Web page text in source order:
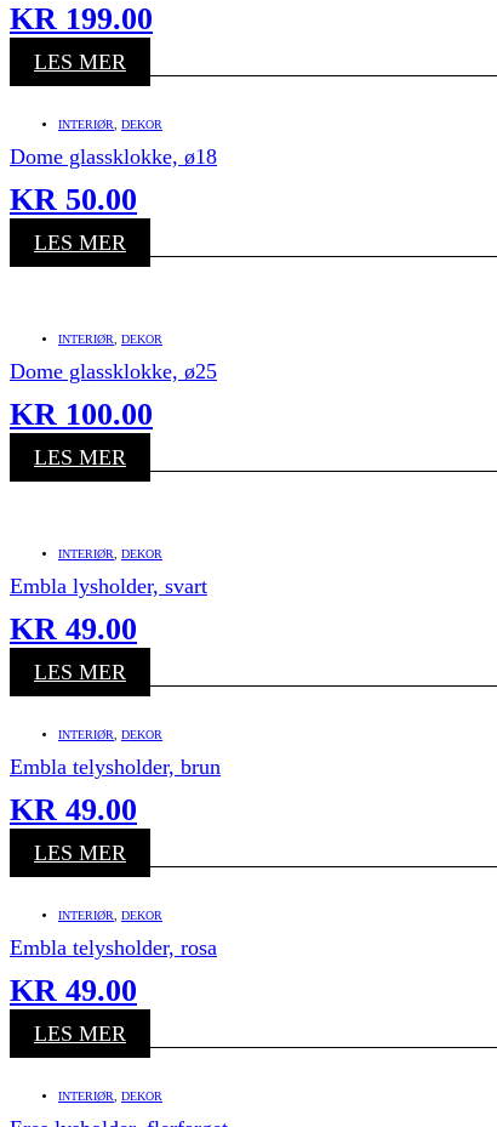
KR 199.00
LES MER
INTERIØR, DEKOR
Dome glassklokke, ø18
KR 50.00
LES MER
INTERIØR, DEKOR
Dome glassklokke, ø25
KR 100.00
LES MER
INTERIØR, DEKOR
Embla lysholder, svart
KR 49.00
LES MER
INTERIØR, DEKOR
Embla telysholder, brun
KR 49.00
LES MER
INTERIØR, DEKOR
Embla telysholder, rosa
KR 49.00
LES MER
INTERIØR, DEKOR